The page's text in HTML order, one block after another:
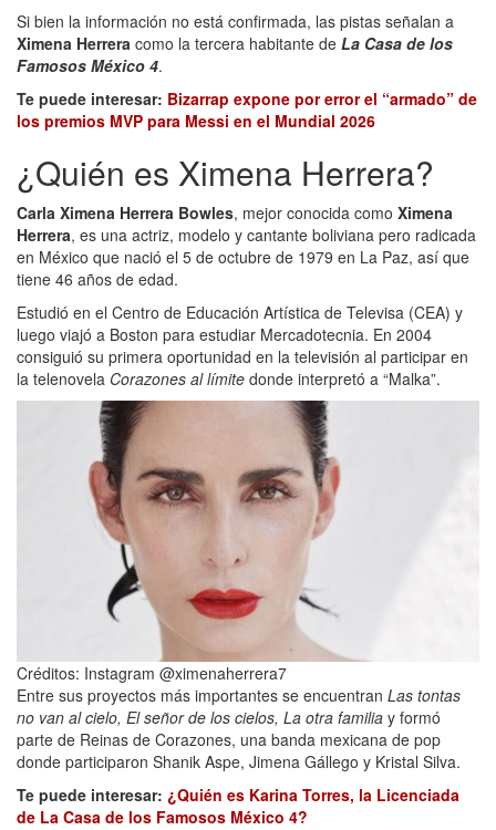
Si bien la información no está confirmada, las pistas señalan a
Ximena Herrera como la tercera habitante de La Casa de los
Famosos México 4.
Te puede interesar: Bizarrap expone por error el “armado” de
los premios MVP para Messi en el Mundial 2026
¿Quién es Ximena Herrera?
Carla Ximena Herrera Bowles, mejor conocida como Ximena
Herrera, es una actriz, modelo y cantante boliviana pero radicada
en México que nació el 5 de octubre de 1979 en La Paz, así que
tiene 46 años de edad.
Estudió en el Centro de Educación Artística de Televisa (CEA) y
luego viajó a Boston para estudiar Mercadotecnia. En 2004
consiguió su primera oportunidad en la televisión al participar en
la telenovela Corazones al límite donde interpretó a “Malka”.
Créditos: Instagram @ximenaherrera7
Entre sus proyectos más importantes se encuentran Las tontas
no van al cielo, El señor de los cielos, La otra familia y formó
parte de Reinas de Corazones, una banda mexicana de pop
donde participaron Shanik Aspe, Jimena Gállego y Kristal Silva.
Te puede interesar: ¿Quién es Karina Torres, la Licenciada
de La Casa de los Famosos México 4?